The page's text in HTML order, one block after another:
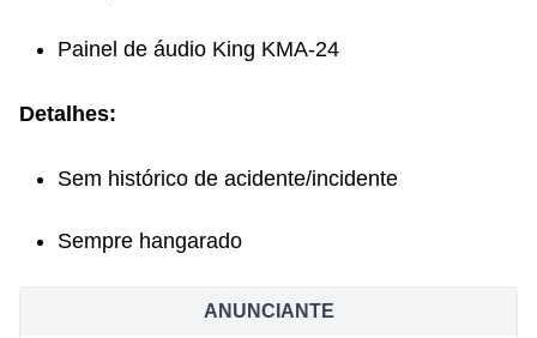
Painel de áudio King KMA-24
Detalhes:
Sem histórico de acidente/incidente
Sempre hangarado
ANUNCIANTE